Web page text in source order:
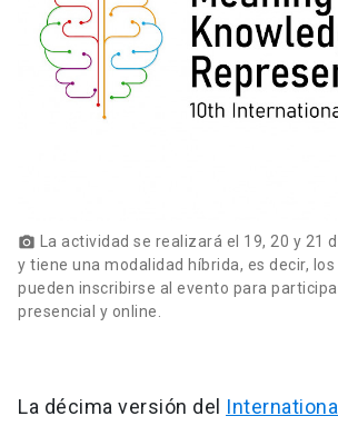
Donaciones launch
photo_camera La actividad se realizará el 19, 20 y 21
y tiene una modalidad híbrida, es decir,
pueden inscribirse al evento para
presencial y online.
La décima versión del